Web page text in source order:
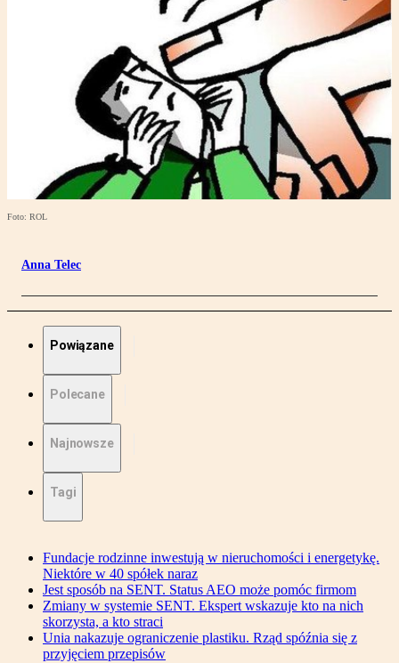
Foto: ROL
Anna Telec
Powiązane
Polecane
Najnowsze
Tagi
Fundacje rodzinne inwestują w nieruchomości i energetykę.
Niektóre w 40 spółek naraz
Jest sposób na SENT. Status AEO może pomóc firmom
Zmiany w systemie SENT. Ekspert wskazuje kto na nich
skorzysta, a kto straci
Unia nakazuje ograniczenie plastiku. Rząd spóźnia się z
przyjęciem przepisów